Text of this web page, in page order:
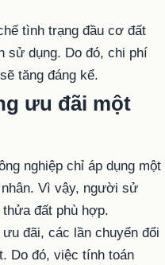
tình trạng đầu cơ đất
sử dụng. Do đó, chi phí
tăng đáng kể.
ưu đãi một
nghiệp chỉ áp dụng một
Vì vậy, người sử
đất phù hợp.
đãi, các lần chuyển đổi
Do đó, việc tính toán